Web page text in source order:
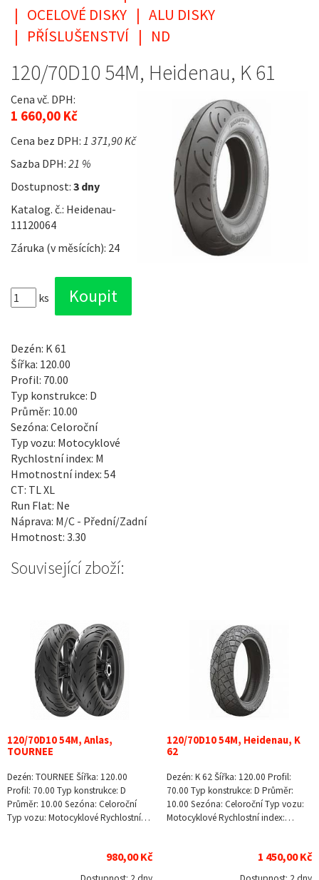
| OCELOVÉ DISKY | ALU DISKY
| PŘÍSLUŠENSTVÍ | ND
120/70D10 54M, Heidenau, K 61
Cena vč. DPH:
1 660,00 Kč
Cena bez DPH: 1 371,90 Kč
Sazba DPH: 21 %
Dostupnost: 3 dny
Katalog. č.: Heidenau-
11120064
Záruka (v měsících): 24
ks
Dezén: K 61
Šířka: 120.00
Profil: 70.00
Typ konstrukce: D
Průměr: 10.00
Sezóna: Celoroční
Typ vozu: Motocyklové
Rychlostní index: M
Hmotnostní index: 54
CT: TL XL
Run Flat: Ne
Náprava: M/C - Přední/Zadní
Hmotnost: 3.30
Související zboží:
120/70D10 54M, Anlas,
TOURNEE
Dezén: TOURNEE Šířka: 120.00
Profil: 70.00 Typ konstrukce: D
Průměr: 10.00 Sezóna: Celoroční
Typ vozu: Motocyklové Rychlostní…
980,00 Kč
120/70D10 54M, Heidenau, K
62
Dezén: K 62 Šířka: 120.00 Profil:
70.00 Typ konstrukce: D Průměr:
10.00 Sezóna: Celoroční Typ vozu:
Motocyklové Rychlostní index:…
1 450,00 Kč